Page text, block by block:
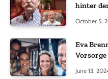
hinter
October 5,
Eva
June 13,